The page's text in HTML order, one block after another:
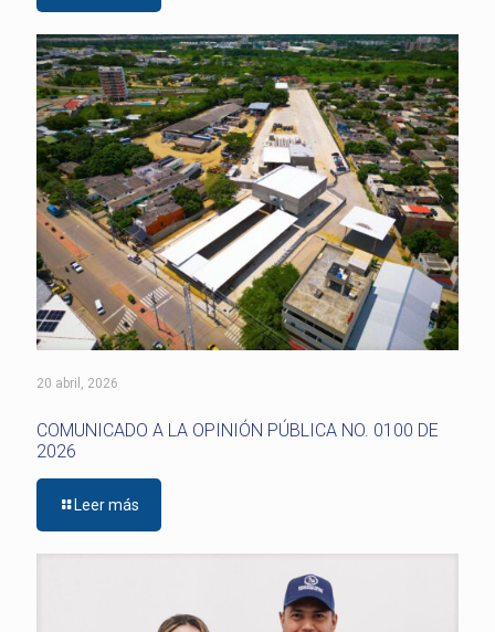
20 abril, 2026
COMUNICADO A LA OPINIÓN PÚBLICA NO. 0100 DE
2026
Leer más